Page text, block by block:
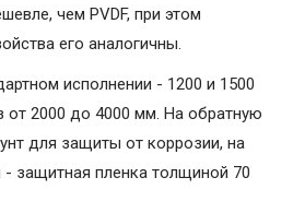
чем PVDF, при этом
его аналогичны.
исполнении - 1200 и 1500
от 2000 до 4000 мм. На обратную
для защиты от коррозии, на
- защитная пленка толщиной 70